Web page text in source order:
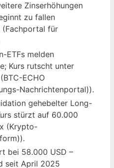
Zinserhöhungen
zu fallen
(Fachportal für
ETFs melden
Kurs rutscht unter
ECHO
Nachrichtenportal)).
gehebelter Long-
stürzt auf 60.000
(Krypto-
bei 58.000 USD –
seit April 2025